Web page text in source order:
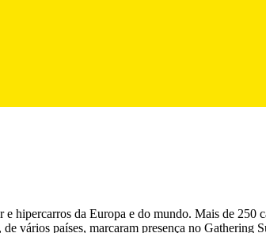
hipercarros da Europa e do mundo. Mais de 250
vários países, marcaram presença no Gathering